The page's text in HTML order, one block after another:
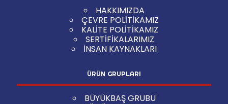
HAKKIMIZDA
ÇEVRE POLİTİKAMIZ
KALİTE POLİTİKAMIZ
SERTİFİKALARIMIZ
İNSAN KAYNAKLARI
ÜRÜN GRUPLARI
BÜYÜKBAŞ GRUBU